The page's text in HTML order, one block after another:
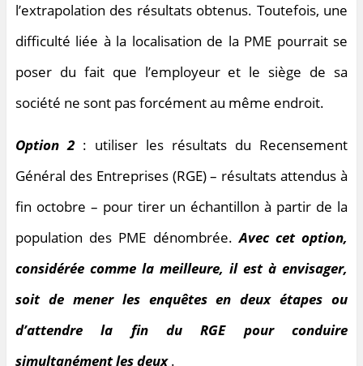
l’extrapolation des résultats obtenus. Toutefois, une
difficulté liée à la localisation de la PME pourrait se
poser du fait que l’employeur et le siège de sa
société ne sont pas forcément au même endroit.
Option 2 : utiliser les résultats du Recensement
Général des Entreprises (RGE) – résultats attendus à
fin octobre – pour tirer un échantillon à partir de la
population des PME dénombrée.Avec cet option,
considérée comme la meilleure, il est à envisager,
soit de mener les enquêtes en deux étapes ou
d’attendre la fin du RGE pour conduire
simultanément les deux.